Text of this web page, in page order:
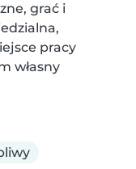
grać i
pracy
własny